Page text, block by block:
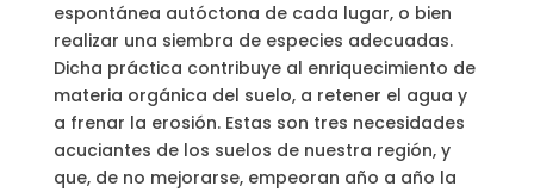
espontánea autóctona de cada lugar, o bien
realizar una siembra de especies adecuadas.
Dicha práctica contribuye al enriquecimiento de
materia orgánica del suelo, a retener el agua y
a frenar la erosión. Estas son tres necesidades
acuciantes de los suelos de nuestra región, y
que, de no mejorarse, empeoran año a año la